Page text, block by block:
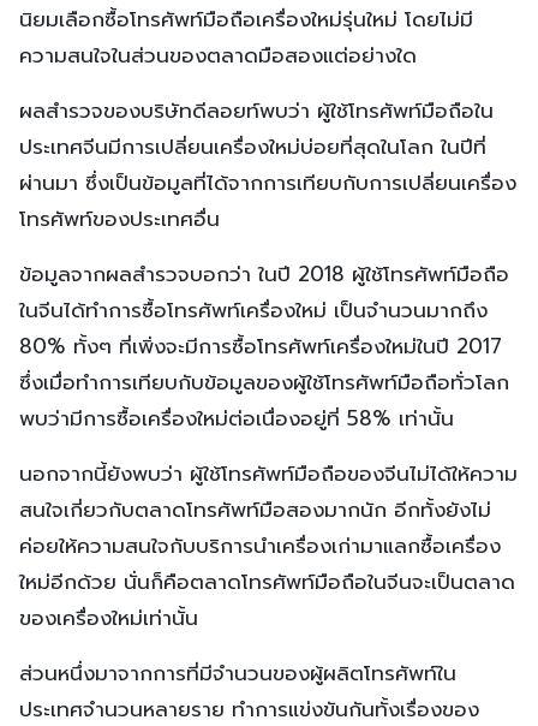
นิยมเลือกซื้อโทรศัพท์มือถือเครื่องใหม่รุ่นใหม่ โดยไม่มี
ความสนใจในส่วนของตลาดมือสองแต่อย่างใด
ผลสำรวจของบริษัทดีลอยท์พบว่า ผู้ใช้โทรศัพท์มือถือใน
ประเทศจีนมีการเปลี่ยนเครื่องใหม่บ่อยที่สุดในโลก ในปีที่
ผ่านมา ซึ่งเป็นข้อมูลที่ได้จากการเทียบกับการเปลี่ยนเครื่อง
โทรศัพท์ของประเทศอื่น
ข้อมูลจากผลสำรวจบอกว่า ในปี 2018 ผู้ใช้โทรศัพท์มือถือ
ในจีนได้ทำการซื้อโทรศัพท์เครื่องใหม่ เป็นจำนวนมากถึง
80% ทั้งๆ ที่เพิ่งจะมีการซื้อโทรศัพท์เครื่องใหม่ในปี 2017
ซึ่งเมื่อทำการเทียบกับข้อมูลของผู้ใช้โทรศัพท์มือถือทั่วโลก
พบว่ามีการซื้อเครื่องใหม่ต่อเนื่องอยู่ที่ 58% เท่านั้น
นอกจากนี้ยังพบว่า ผู้ใช้โทรศัพท์มือถือของจีนไม่ได้ให้ความ
สนใจเกี่ยวกับตลาดโทรศัพท์มือสองมากนัก อีกทั้งยังไม่
ค่อยให้ความสนใจกับบริการนำเครื่องเก่ามาแลกซื้อเครื่อง
ใหม่อีกด้วย นั่นก็คือตลาดโทรศัพท์มือถือในจีนจะเป็นตลาด
ของเครื่องใหม่เท่านั้น
ส่วนหนึ่งมาจากการที่มีจำนวนของผู้ผลิตโทรศัพท์ใน
ประเทศจำนวนหลายราย ทำการแข่งขันกันทั้งเรื่องของ